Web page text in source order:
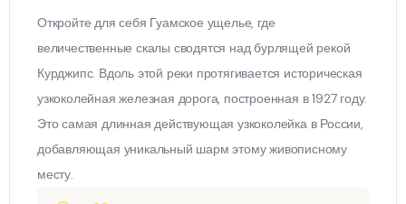
Откройте для себя Гуамское ущелье, где
величественные скалы сводятся над бурлящей рекой
Курджипс. Вдоль этой реки протягивается историческая
узкоколейная железная дорога, построенная в 1927 году.
Это самая длинная действующая узкоколейка в России,
добавляющая уникальный шарм этому живописному
месту.